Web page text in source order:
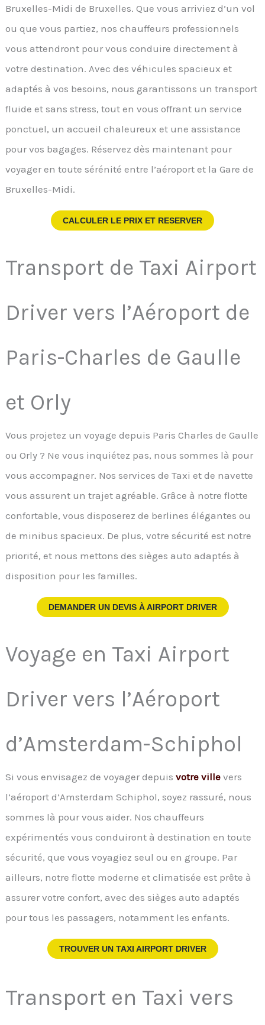
Bruxelles-Midi de Bruxelles. Que vous arriviez d’un vol
ou que vous partiez, nos chauffeurs professionnels
vous attendront pour vous conduire directement à
votre destination. Avec des véhicules spacieux et
adaptés à vos besoins, nous garantissons un transport
fluide et sans stress, tout en vous offrant un service
ponctuel, un accueil chaleureux et une assistance
pour vos bagages. Réservez dès maintenant pour
voyager en toute sérénité entre l’aéroport et la Gare de
Bruxelles-Midi.
CALCULER LE PRIX ET RESERVER
Transport de Taxi Airport
Driver vers l’Aéroport de
Paris-Charles de Gaulle
et Orly
Vous projetez un voyage depuis Paris Charles de Gaulle
ou Orly ? Ne vous inquiétez pas, nous sommes là pour
vous accompagner. Nos services de Taxi et de navette
vous assurent un trajet agréable. Grâce à notre flotte
confortable, vous disposerez de berlines élégantes ou
de minibus spacieux. De plus, votre sécurité est notre
priorité, et nous mettons des sièges auto adaptés à
disposition pour les familles.
DEMANDER UN DEVIS ÀAIRPORT DRIVER
Voyage en Taxi Airport
Driver vers l’Aéroport
d’Amsterdam-Schiphol
Si vous envisagez de voyager depuisvotre ville vers
l’aéroport d’Amsterdam Schiphol, soyez rassuré, nous
sommes là pour vous aider. Nos chauffeurs
expérimentés vous conduiront à destination en toute
sécurité, que vous voyagiez seul ou en groupe. Par
ailleurs, notre flotte moderne et climatisée est prête à
assurer votre confort, avec des sièges auto adaptés
pour tous les passagers, notamment les enfants.
TROUVER UN TAXI AIRPORT DRIVER
Transport en Taxi vers